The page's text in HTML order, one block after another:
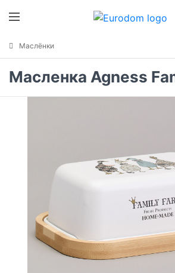
Маслёнки
Масленка Agness